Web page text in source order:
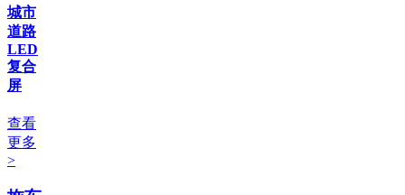
城市
道路
LED
复合
屏
查看
更多
>